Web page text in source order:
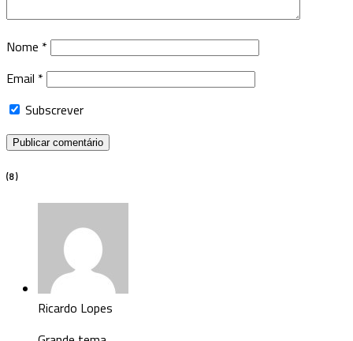
Nome *
Email *
Subscrever
( 8 )
Ricardo Lopes